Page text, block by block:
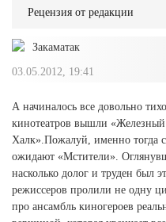
Рецензия от редакции
Закаматак
03.05.2012, 19:41
А начиналось все довольно
кинотеатров вышли
Халк».Пожалуй, именно тогда
ожидают «Мстители».
насколько долог и труден был
режиссеров пролили не одну
про ансамбль киногероев